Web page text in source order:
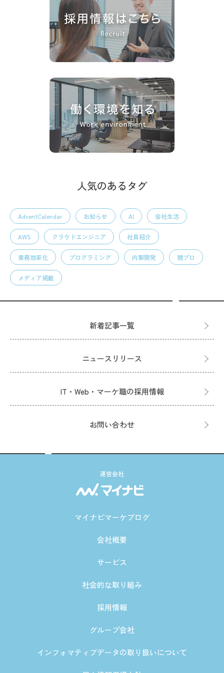
人気のあるタグ
AdventCalendar お知らせ AI 会社生活
AWS クラウドエンジニア 社員紹介
業務効率化 プログラミング 内製開発 競プロ
メディア掲載
新着記事一覧
ニュースリリース
IT・Web・マーケ職の採用情報
お問い合わせ
運営会社
マイナビマーケブログ
会社概要
サービス
社会的な取り組み
採用情報
グループ会社
インフォマティブデータの取り扱いについて